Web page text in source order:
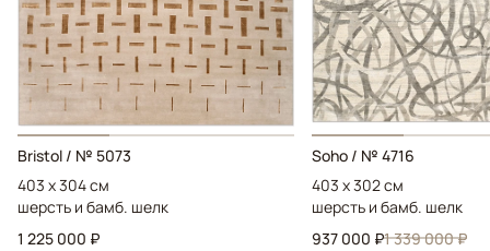
Bristol / № 5073
403 x 304 см
шерсть и бамб. шелк
1 225 000 ₽
Soho / № 4716
403 x 302 см
шерсть и бамб. шелк
937 000 ₽1 339 000 ₽